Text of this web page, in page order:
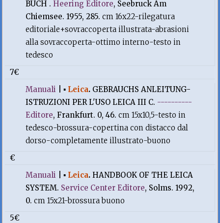
BUCH .Heering Editore, Seebruck Am
Chiemsee. 1955, 285.cm 16x22-rilegatura
editoriale+sovraccoperta illustrata-abrasioni
alla sovraccoperta-ottimo interno-testo in
tedesco
7€
Manuali |▪ Leica. GEBRAUCHS ANLEITUNG-
ISTRUZIONI PER L'USO LEICA III C. ----------
Editore, Frankfurt. 0, 46.cm 15x10,5-testo in
tedesco-brossura-copertina con distacco dal
dorso-completamente illustrato-buono
€
Manuali |▪ Leica.HANDBOOK OF THE LEICA
SYSTEM. Service Center Editore, Solms. 1992,
0.cm 15x21-brossura buono
5€